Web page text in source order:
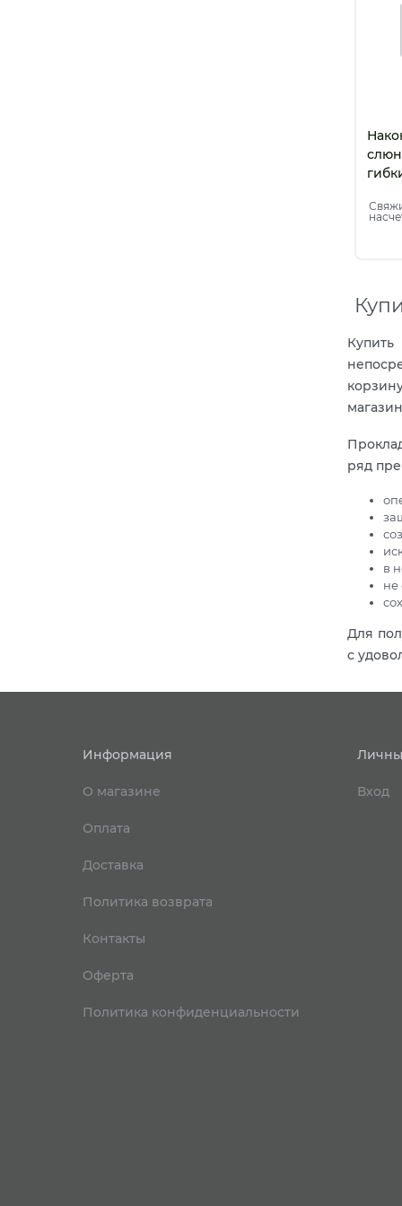
ряд
в
не
Для
с
Информация
О магазине
Оплата
Доставка
Политика возврата
Контакты
Оферта
Политика конфиденциальности
Вход